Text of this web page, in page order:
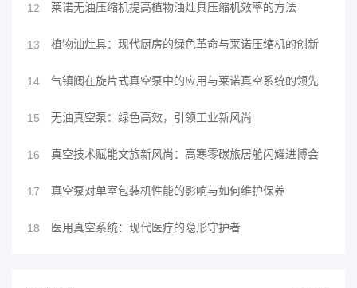
12 莱诺无油压缩机提高植物油灶具压缩机效率的方法
13 植物油灶具：现代厨房的绿色革命与莱诺压缩机的创新
14 气镇阀在旋片式真空泵中的应用与莱诺真空系统的领先
15 无油真空泵：绿色高效，引领工业新风尚
16 真空技术赋能文旅新风尚：高寒零碳旅居舱闪耀进博会
17 真空泵对单室包装机性能的影响与如何维护保养
18 医用真空系统：现代医疗的隐形守护者